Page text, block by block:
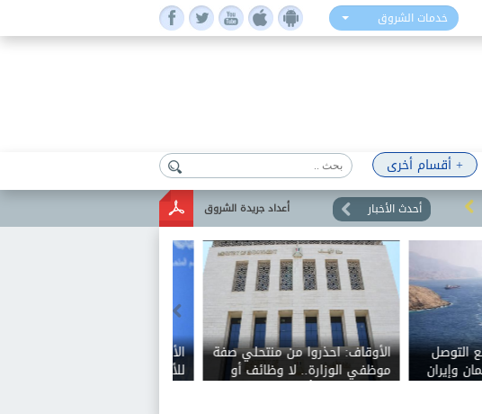
خدمات الشروق
+ أقسام أخرى
أعداد جريدة الشروق أحدث الأخبار
أزمة في
الكشف عن شروط الزمالك
للموافقة على عرض شباب
الأهلي لضم بيزيرا